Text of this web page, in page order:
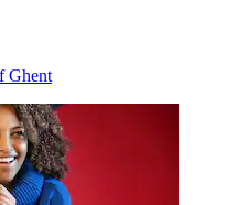
Ghent